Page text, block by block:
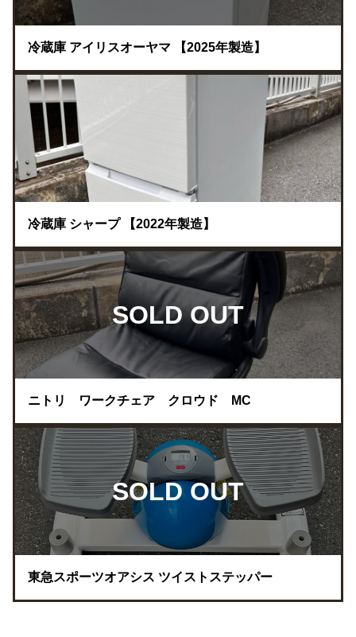
冷蔵庫 アイリスオーヤマ 【2025年製造】
冷蔵庫 シャープ 【2022年製造】
SOLD OUT
ニトリ ワークチェア クロウド MC
SOLD OUT
東急スポーツオアシス ツイストステッパー